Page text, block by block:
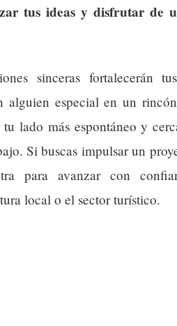
tus ideas y disfrutar de
sinceras fortalecerán
alguien especial en un
lado más espontáneo y
Si buscas impulsar un
para avanzar con
local o el sector turístico.